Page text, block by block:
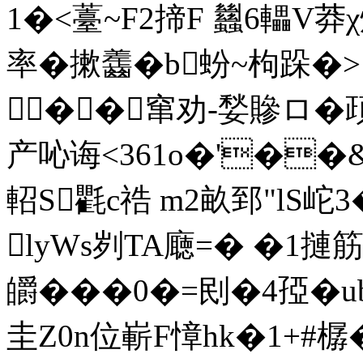
1�<薹~F2揥F 蠿6轠V
率�摗齹�b蚡~枸跺
��窜劝-媝贂ロ�
产吣诲
軺S氍c祰 m2畝郅"lS
lyWs刿TA廰=� �1摙
皭���0�=刡�4孲
圭Z0n位嶄F慞hk�1+#